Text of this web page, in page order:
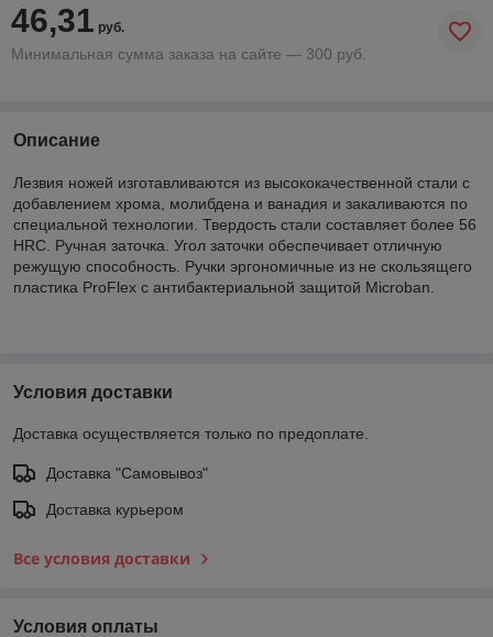
46,31 руб.
Минимальная сумма заказа на сайте — 300 руб.
Описание
Лезвия ножей изготавливаются из высококачественной стали с
добавлением хрома, молибдена и ванадия и закаливаются по
специальной технологии. Твердость стали составляет более 56
HRC. Ручная заточка. Угол заточки обеспечивает отличную
режущую способность. Ручки эргономичные из не скользящего
пластика ProFlex с антибактериальной защитой Microban.
Условия доставки
Доставка осуществляется только по предоплате.
Доставка "Самовывоз"
Доставка курьером
Все условия доставки
Условия оплаты